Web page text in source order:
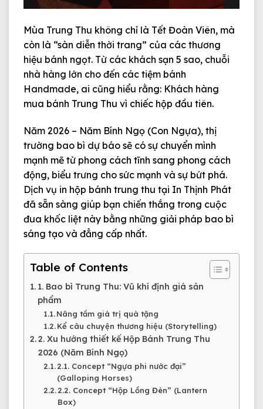
Mùa Trung Thu không chỉ là Tết Đoàn Viên, mà
còn là “sàn diễn thời trang” của các thương
hiệu bánh ngọt. Từ các khách sạn 5 sao, chuỗi
nhà hàng lớn cho đến các tiệm bánh
Handmade, ai cũng hiểu rằng: Khách hàng
mua bánh Trung Thu vì chiếc hộp đầu tiên.
Năm 2026 – Năm Bính Ngọ (Con Ngựa), thị
trường bao bì dự báo sẽ có sự chuyển mình
mạnh mẽ từ phong cách tĩnh sang phong cách
động, biểu trưng cho sức mạnh và sự bứt phá.
Dịch vụ in hộp bánh trung thu tại In Thịnh Phát
đã sẵn sàng giúp bạn chiến thắng trong cuộc
đua khốc liệt này bằng những giải pháp bao bì
sáng tạo và đẳng cấp nhất.
Table of Contents
1. Bao bì Trung Thu: Vũ khí định giá sản
phẩm
Nâng tầm giá trị quà tặng
Kể câu chuyện thương hiệu (Storytelling)
2. Xu hướng thiết kế Hộp Bánh Trung Thu
2026 (Năm Bính Ngọ)
2.1. Concept “Ngựa phi nước đại”
(Galloping Horses)
2.2. Concept “Hộp Lồng Đèn” (Lantern
Box)